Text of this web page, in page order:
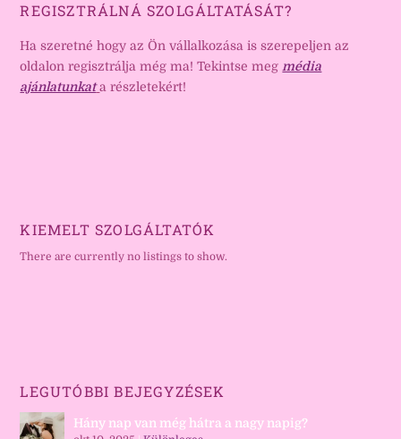
REGISZTRÁLNÁ SZOLGÁLTATÁSÁT?
Ha szeretné hogy az Ön vállalkozása is szerepeljen az
oldalon regisztrálja még ma! Tekintse megmédia
ajánlatunkat a részletekért!
KIEMELT SZOLGÁLTATÓK
There are currently no listings to show.
LEGUTÓBBI BEJEGYZÉSEK
Hány nap van még hátra a nagy napig?